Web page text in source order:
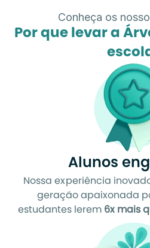
Conheça os
Por que levar a
Alunos
Nossa experiência
geração apaixonada
estudantes lerem 6x mais